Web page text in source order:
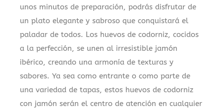
unos minutos de preparación, podrás disfrutar de
un plato elegante y sabroso que conquistará el
paladar de todos. Los huevos de codorniz, cocidos
a la perfección, se unen al irresistible jamón
ibérico, creando una armonía de texturas y
sabores. Ya sea como entrante o como parte de
una variedad de tapas, estos huevos de codorniz
con jamón serán el centro de atención en cualquier